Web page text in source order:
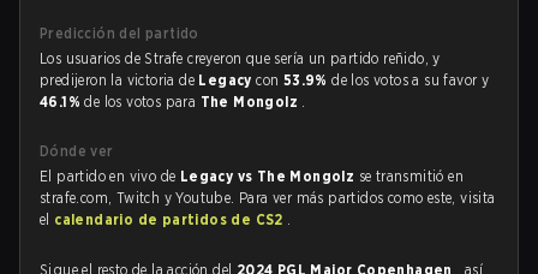
Predicción del partido
Los usuarios de Strafe creyeron que sería un partido reñido, y
predijeron la victoria de Legacycon 53.9%de los votos a su favor y
46.1%de los votos para The Mongolz .
Dónde ver
El partido en vivo de Legacy vs The Mongolz se transmitió en
strafe.com, Twitch y Youtube. Para ver más partidos como este, visita
el calendario de partidos de CS2 .
Sigue el resto de la acción del 2024 PGL Major Copenhagen , así